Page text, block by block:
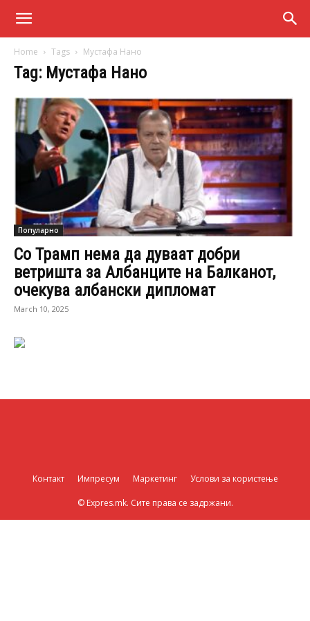
Home Tags Мустафа Нано
Tag: Мустафа Нано
Популарно
Со Трамп нема да дуваат добри
ветришта за Албанците на Балканот,
очекува албански дипломат
March 10, 2025
Контакт Импресум Маркетинг Услови за користење
© Expres.mk. Сите права се задржани.